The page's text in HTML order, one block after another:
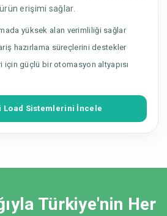
erişimi sağlar.
yüksek alan verimliliği sağlar
hazırlama süreçlerini destekler
için güçlü bir otomasyon altyapısı
Load Sistemlerini İncele
Türkiye'nin Her